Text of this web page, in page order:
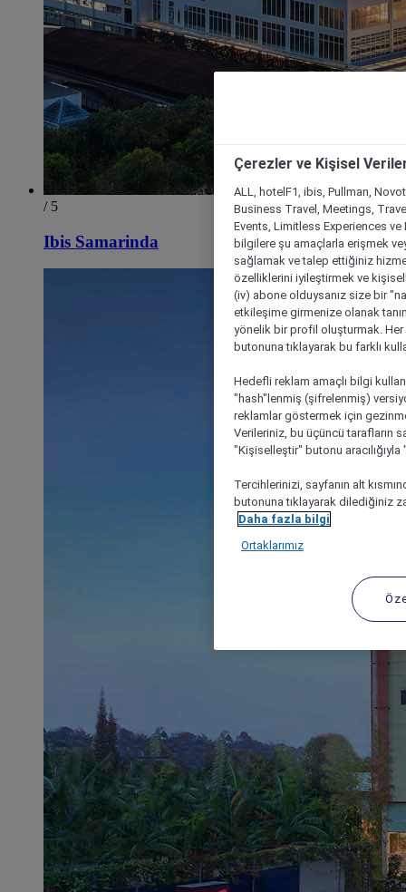
/ 5
Ibis Samarinda
Çerezler ve Kişisel
ALL, hotelF1, ibis, Pullman,
Business Travel, Meetings,
Events, Limitless Experiences
bilgilere şu amaçlarla erişmek
sağlamak ve talep ettiğiniz
özelliklerini iyileştirmek ve
(iv) abone olduysanız size bir
etkileşime girmenize olanak
yönelik bir profil oluşturmak.
butonuna tıklayarak bu farklı
Hedefli reklam amaçlı bilgi
"hash"lenmiş (şifrelenmiş)
reklamlar göstermek için
Verileriniz, bu üçüncü tarafların
"Kişiselleştir" butonu
Tercihlerinizi, sayfanın alt
butonuna tıklayarak dilediğiniz
Daha fazla bilgi
Ortaklarımız